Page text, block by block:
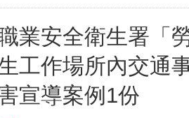
業安全衛生署「
工作場所內交通
宣導案例1份